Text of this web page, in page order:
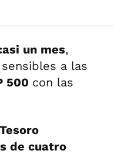
un mes,
a las
500 con las
de cuatro